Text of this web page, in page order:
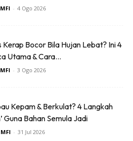
MFI - 4 Ogo 2026
Kerap Bocor Bila Hujan Lebat? Ini 4
Utama & Cara...
MFI - 3 Ogo 2026
Kepam & Berkulat? 4 Langkah
Guna Bahan Semula Jadi
MFI - 31 Jul 2026